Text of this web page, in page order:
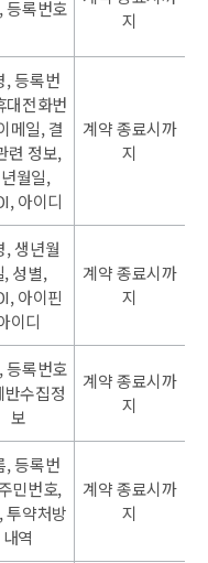
등록번호
지
, 등록번
대전화번
메일, 결
련 정보,
월일,
아이디
계약 종료시까
지
, 생년월
, 성별,
아이핀
이디
계약 종료시까
지
등록번호
반수집정
보
계약 종료시까
지
, 등록번
민번호,
투약처방
내역
계약 종료시까
지